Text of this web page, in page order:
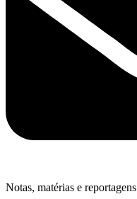
Notas, matérias e reportagens